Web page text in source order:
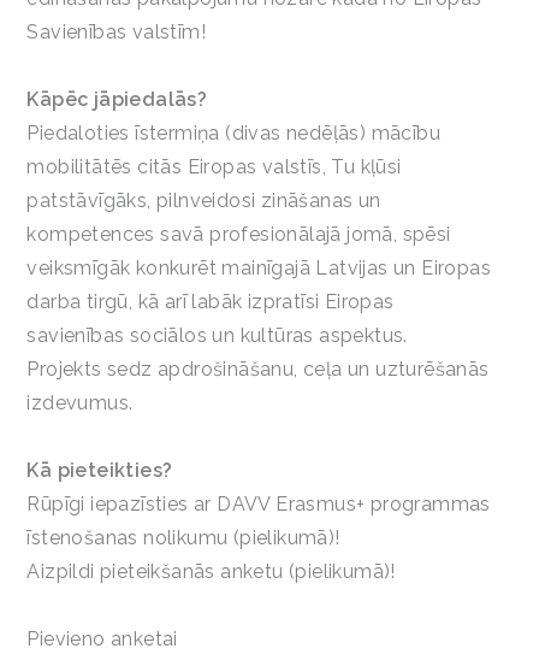
Savienības valstīm!
Kāpēc jāpiedalās?
Piedaloties īstermiņa (divas nedēļās) mācību
mobilitātēs citās Eiropas valstīs, Tu kļūsi
patstāvīgāks, pilnveidosi zināšanas un
kompetences savā profesionālajā jomā, spēsi
veiksmīgāk konkurēt mainīgajā Latvijas un Eiropas
darba tirgū, kā arī labāk izpratīsi Eiropas
savienības sociālos un kultūras aspektus.
Projekts sedz apdrošināšanu, ceļa un uzturēšanās
izdevumus.
Kā pieteikties?
Rūpīgi iepazīsties ar DAVV Erasmus+ programmas
īstenošanas nolikumu (pielikumā)!
Aizpildi pieteikšanās anketu (pielikumā)!
Pievieno anketai